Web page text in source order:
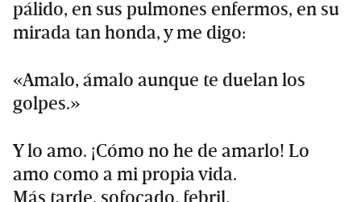
pálido, en sus pulmones enfermos, en su
mirada tan honda, y me digo:
«Amalo, ámalo aunque te duelan los
golpes.»
Y lo amo. ¡Cómo no he de amarlo! Lo
amo como a mi propia vida.